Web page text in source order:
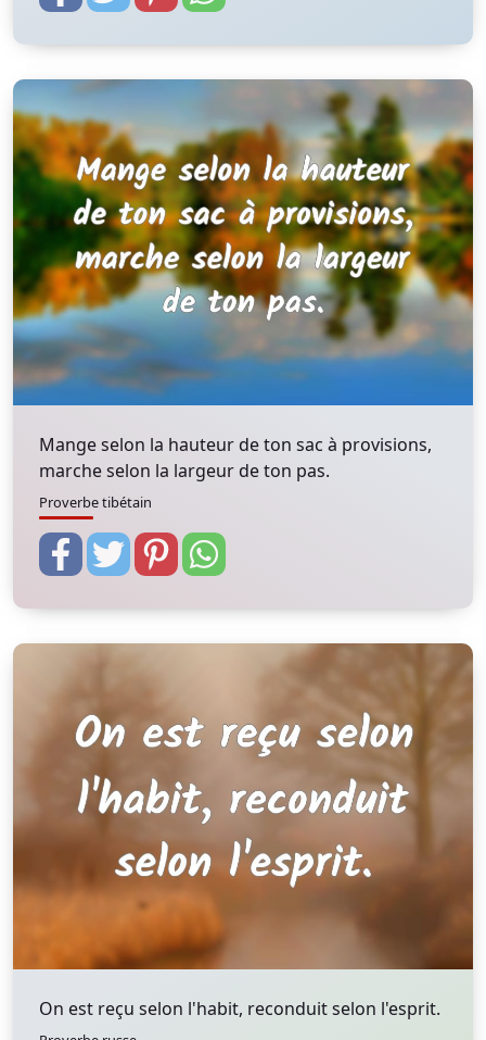
Mange selon la hauteur de ton sac à provisions,
marche selon la largeur de ton pas.
Proverbe tibétain
On est reçu selon l'habit, reconduit selon l'esprit.